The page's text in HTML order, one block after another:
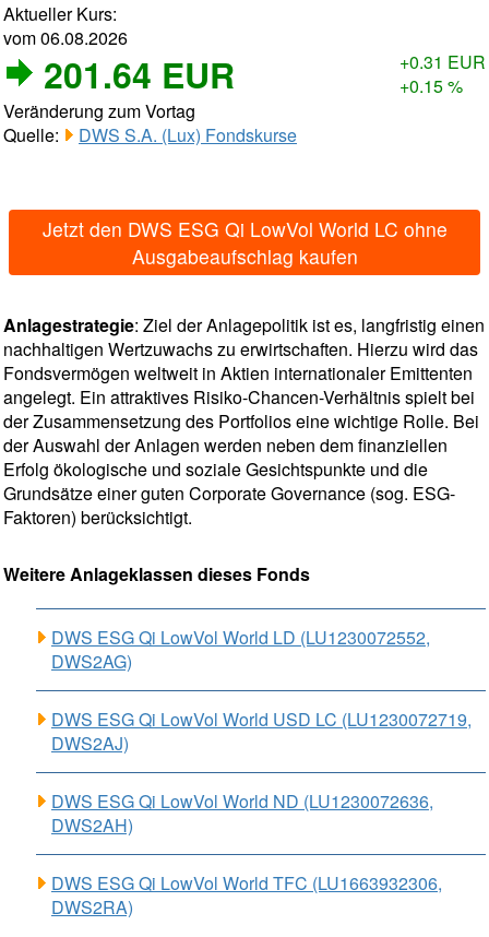
Aktueller Kurs:
vom 06.08.2026
201.64 EUR
+0.31 EUR
+0.15 %
Veränderung zum Vortag
Quelle:
DWS S.A. (Lux) Fondskurse
Jetzt den DWS ESG Qi LowVol World LC ohne
Ausgabeaufschlag kaufen
Anlagestrategie: Ziel der Anlagepolitik ist es, langfristig einen
nachhaltigen Wertzuwachs zu erwirtschaften. Hierzu wird das
Fondsvermögen weltweit in Aktien internationaler Emittenten
angelegt. Ein attraktives Risiko-Chancen-Verhältnis spielt bei
der Zusammensetzung des Portfolios eine wichtige Rolle. Bei
der Auswahl der Anlagen werden neben dem finanziellen
Erfolg ökologische und soziale Gesichtspunkte und die
Grundsätze einer guten Corporate Governance (sog. ESG-
Faktoren) berücksichtigt.
Weitere Anlageklassen dieses Fonds
DWS ESG Qi LowVol World LD (LU1230072552,
DWS2AG)
DWS ESG Qi LowVol World USD LC (LU1230072719,
DWS2AJ)
DWS ESG Qi LowVol World ND (LU1230072636,
DWS2AH)
DWS ESG Qi LowVol World TFC (LU1663932306,
DWS2RA)